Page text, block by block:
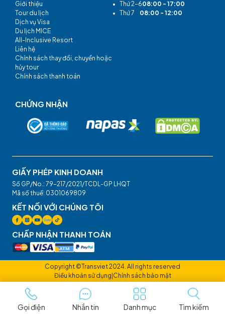
Gọi điện Nhắn tin Danh mục Tìm kiếm
Giới thiệu
Tour du lịch
Dịch vụ Visa
Du lịch MICE
All-Inclusive Resort
Liên hệ
Chính sách thay đổi, chuyển hoặc
hủy tour
Chính sách thanh toán
• Thứ 2-608:00 - 17:00
• Thứ 7 08:00 - 12:00
CHỨNG NHẬN
GIẤY PHÉP KINH DOANH
Số GP/No.: 79-217/2021/TCDL-GP LHQT
Mã số thuế: 0301069809
KẾT NỐI VỚI CHÚNG TÔI
CHẤP NHẬN THANH TOÁN
Copyright ©Transviet 2024. All rights reserved
Điều khoản sử dụng Chính sách bảo mật